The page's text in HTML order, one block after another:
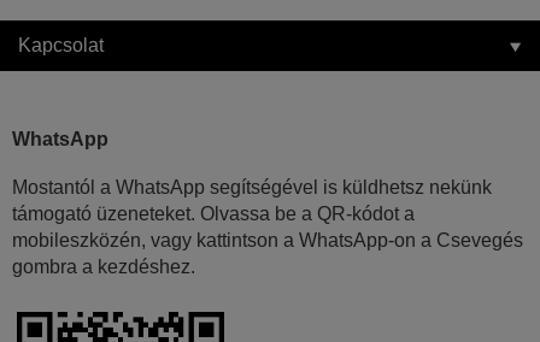
Kapcsolat
WhatsApp
Mostantól a WhatsApp segítségével is küldhetsz nekünk
támogató üzeneteket. Olvassa be a QR-kódot a
mobileszközén, vagy kattintson a WhatsApp-on a Csevegés
gombra a kezdéshez.